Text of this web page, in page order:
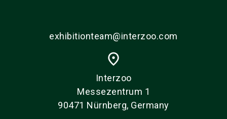
exhibitionteam@interzoo.com
place
Interzoo
Messezentrum 1
90471 Nürnberg, Germany